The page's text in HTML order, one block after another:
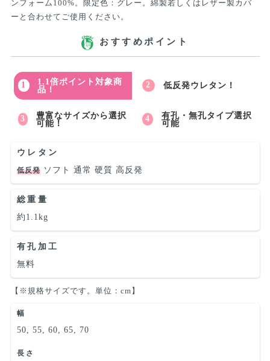
ンフォーム100%。限定色：グレー。綿製若しくはレザー製カバ
ーと合わせてご使用ください。
おすすめポイント
1.1倍ポイント対象商
品！
低反発ウレタン！
豊富なサイズから選択
可能！
有孔・無孔タイプ選択
可能
ウレタン
低反発 ソフト 通常 硬質 高反発
総重量
約1.1kg
有孔加工
無料
【※規格サイズです。単位：cm】
幅
50, 55, 60, 65, 70
長さ